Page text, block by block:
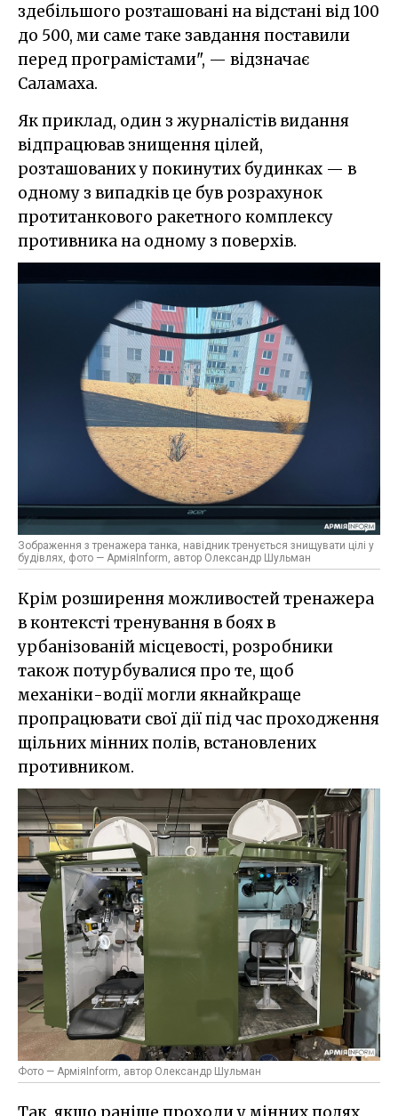
здебільшого розташовані на відстані від 100
до 500, ми саме таке завдання поставили
перед програмістами", — відзначає
Саламаха.
Як приклад, один з журналістів видання
відпрацював знищення цілей,
розташованих у покинутих будинках — в
одному з випадків це був розрахунок
протитанкового ракетного комплексу
противника на одному з поверхів.
Зображення з тренажера танка, навідник тренується знищувати цілі у
будівлях, фото — АрміяInform, автор Олександр Шульман
Крім розширення можливостей тренажера
в контексті тренування в боях в
урбанізованій місцевості, розробники
також потурбувалися про те, щоб
механіки-водії могли якнайкраще
пропрацювати свої дії під час проходження
щільних мінних полів, встановлених
противником.
Фото — АрміяInform, автор Олександр Шульман